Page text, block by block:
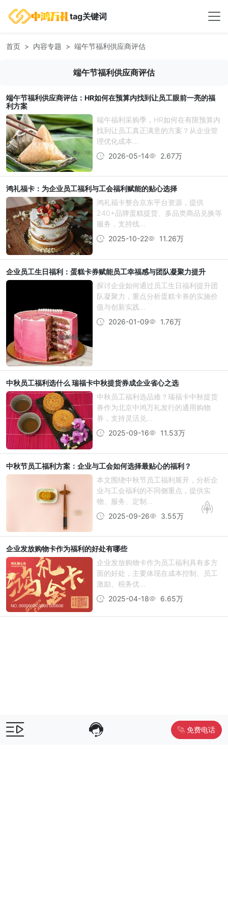
tag关键词
首页 内容专题 端午节福利供应商评估
端午节福利供应商评估
端午节福利供应商评估：HR如何在预算内找到让员工眼前一亮的福
利方案
端午福利采购季，HR如何在有限预算内
找到让员工真正满意的方案？从企业管
理优化成本...
2026-05-14
2.67万
鸿礼福卡：为企业员工福利与工会福利赋能的贴心选择
鸿礼福卡整合京东平台资源，提供
240+品牌蛋糕提货、多品类商品兑换等
服务，支持线...
2025-10-22
11.26万
企业员工生日福利：蛋糕卡券赋能员工幸福感与团队凝聚力提升
探讨企业如何通过员工生日福利提升团
队凝聚力，重点分析蛋糕卡券的实施价
值与创新实践...
2026-01-09
1.76万
中秋员工福利选什么 瑞福卡中秋提货券成企业省心之选
中秋员工福利选品难？瑞福卡中秋提货
券作为北京中鸿万礼发行的通用购物
券，支持灵活兑...
2025-09-16
11.53万
中秋节员工福利方案：企业与工会如何选择最贴心的福利？
本文围绕中秋节员工福利展开，分析企
业与工会福利的不同侧重点，提供实
物、服务、定制...
2025-09-26
3.55万
企业发放购物卡作为福利的好处有哪些
企业发放购物卡作为员工福利具有多方
面的好处，主要体现在成本控制、员工
激励、税务优...
2025-04-18
6.65万
免费电话